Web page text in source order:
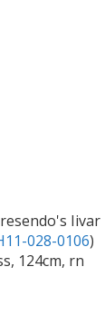
Iivar
028-0106)
124cm, rn